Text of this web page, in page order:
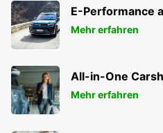
ABU SAMRA - QATAR
E-Performance
Mehr erfahren
All-in-One
Mehr erfahren